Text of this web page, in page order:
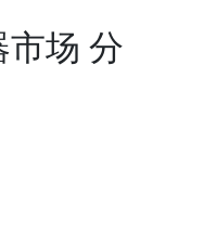
场 分